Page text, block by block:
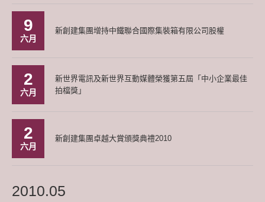
9
六月
新創建集團增持中鐵聯合國際集裝箱有限公司股權
2
六月
新世界電訊及新世界互動媒體榮獲第五屆「中小企業最佳
拍檔獎」
2
六月
新創建集團卓越大賞頒獎典禮2010
2010.05